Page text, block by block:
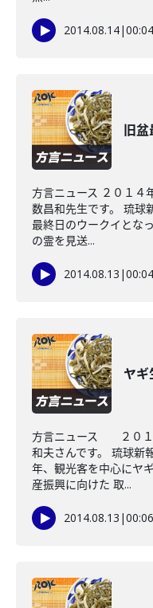
2014.08.14|
旧盆
方言ニュース ２０１４
数昌和先生です。 琉球
最終日のウークイとな
の霊を見送...
2014.08.13 |
ヤ
方言ニュース ２０１
和夫さんです。 琉球新
年、観光客を中心にヤ
産振興に向けた 取...
2014.08.13 |